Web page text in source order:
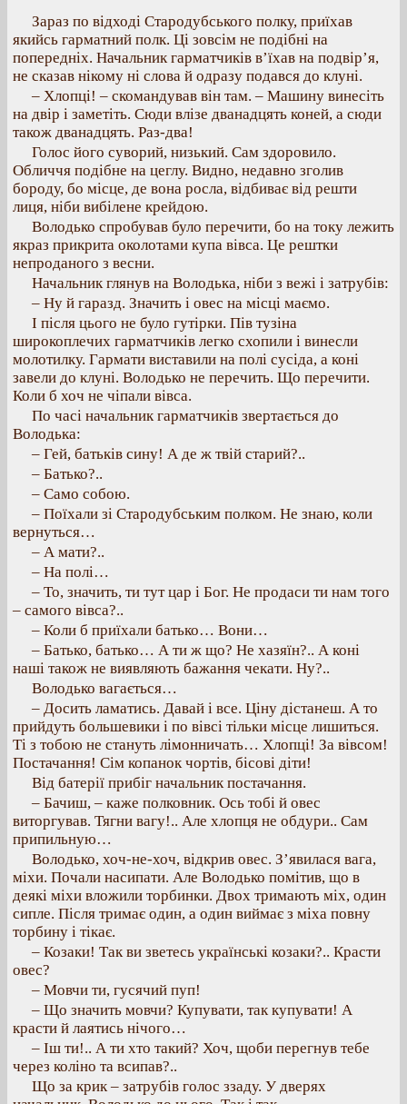
Зараз по відході Стародубського полку, приїхав
якийсь гарматний полк. Ці зовсім не подібні на
попередніх. Начальник гарматчиків в’їхав на подвір’я,
не сказав нікому ні слова й одразу подався до клуні.
– Хлопці! – скомандував він там. – Машину винесіть
на двір і заметіть. Сюди влізе дванадцять коней, а сюди
також дванадцять. Раз-два!
Голос його суворий, низький. Сам здоровило.
Обличчя подібне на цеглу. Видно, недавно зголив
бороду, бо місце, де вона росла, відбиває від решти
лиця, ніби вибілене крейдою.
Володько спробував було перечити, бо на току лежить
якраз прикрита околотами купа вівса. Це рештки
непроданого з весни.
Начальник глянув на Володька, ніби з вежі і затрубів:
– Ну й гаразд. Значить і овес на місці маємо.
І після цього не було гутірки. Пів тузіна
широкоплечих гарматчиків легко схопили і винесли
молотилку. Гармати виставили на полі сусіда, а коні
завели до клуні. Володько не перечить. Що перечити.
Коли б хоч не чіпали вівса.
По часі начальник гарматчиків звертається до
Володька:
– Гей, батьків сину! А де ж твій старий?..
– Батько?..
– Само собою.
– Поїхали зі Стародубським полком. Не знаю, коли
вернуться…
– А мати?..
– На полі…
– То, значить, ти тут цар і Бог. Не продаси ти нам того
– самого вівса?..
– Коли б приїхали батько… Вони…
– Батько, батько… А ти ж що? Не хазяїн?.. А коні
наші також не виявляють бажання чекати. Ну?..
Володько вагається…
– Досить ламатись. Давай і все. Ціну дістанеш. А то
прийдуть большевики і по вівсі тільки місце лишиться.
Ті з тобою не стануть лімонничать… Хлопці! За вівсом!
Постачання! Сім копанок чортів, бісові діти!
Від батерії прибіг начальник постачання.
– Бачиш, – каже полковник. Ось тобі й овес
виторгував. Тягни вагу!.. Але хлопця не обдури.. Сам
припильную…
Володько, хоч-не-хоч, відкрив овес. З’явилася вага,
міхи. Почали насипати. Але Володько помітив, що в
деякі міхи вложили торбинки. Двох тримають міх, один
сипле. Після тримає один, а один виймає з міха повну
торбину і тікає.
– Козаки! Так ви зветесь українські козаки?.. Красти
овес?
– Мовчи ти, гусячий пуп!
– Що значить мовчи? Купувати, так купувати! А
красти й лаятись нічого…
– Іш ти!.. А ти хто такий? Хоч, щоби перегнув тебе
через коліно та всипав?..
Що за крик – затрубів голос ззаду. У дверях